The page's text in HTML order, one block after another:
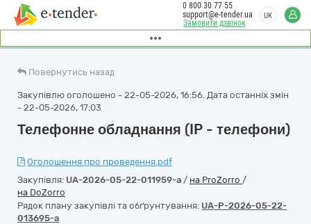
Замовити дзвінок
0 800 30 77 55
support@e-tender.ua
UK
Повернутись назад
Закупівлю оголошено - 22-05-2026, 16:56. Дата останніх змін
- 22-05-2026, 17:03
Телефонне обладнання (IP - телефони)
Оголошення про проведення.pdf
Закупівля: UA-2026-05-22-011959-a / на ProZorro /
на DoZorro
Рядок плану закупівлі та обґрунтування: UA-P-2026-05-22-
013695-a